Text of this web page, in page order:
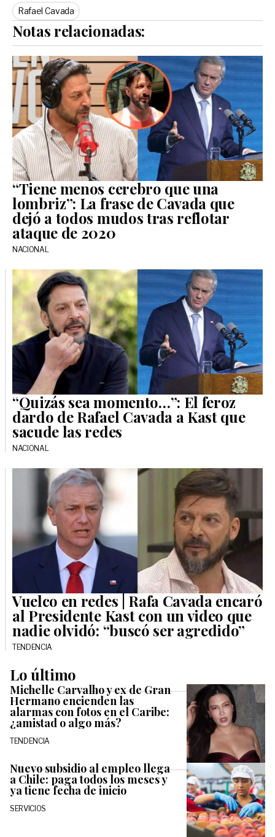
Rafael Cavada
Notas relacionadas:
“Tiene menos cerebro que una
lombriz”: La frase de Cavada que
dejó a todos mudos tras reflotar
ataque de 2020
NACIONAL
“Quizás sea momento…”: El feroz
dardo de Rafael Cavada a Kast que
sacude las redes
NACIONAL
Vuelco en redes | Rafa Cavada encaró
al Presidente Kast con un video que
nadie olvidó: “buscó ser agredido”
TENDENCIA
Lo último
Michelle Carvalho y ex de Gran
Hermano encienden las
alarmas con fotos en el Caribe:
¿amistad o algo más?
TENDENCIA
Nuevo subsidio al empleo llega
a Chile: paga todos los meses y
ya tiene fecha de inicio
SERVICIOS